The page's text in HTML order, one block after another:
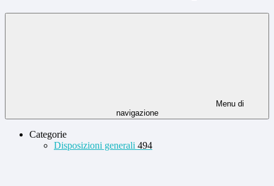
Menu di
navigazione
Categorie
Disposizioni generali 494